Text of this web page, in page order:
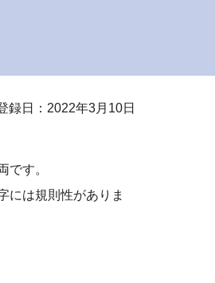
録日：2022年3月10日
です。
には規則性がありま